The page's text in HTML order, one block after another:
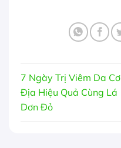
7 Ngày Trị Viêm Da Cơ
Địa Hiệu Quả Cùng Lá
Dơn Đỏ